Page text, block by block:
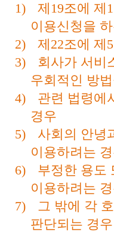
1)
제 19조에 제 1
이용신청을
2)
제 22조에 제 5
3)
회사가 서비
우회적인 방
4)
관련 법령에
경우
5)
사회의 안녕
이용하려는
6)
부정한 용도
이용하려는
7)
그 밖에 각
판단되는 경우